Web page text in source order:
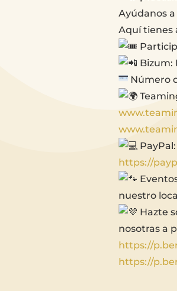
Ayúdanos
Aquí tienes
Bizum:
Número
https://
nuestro
Hazte
nosotras a
https://
https://